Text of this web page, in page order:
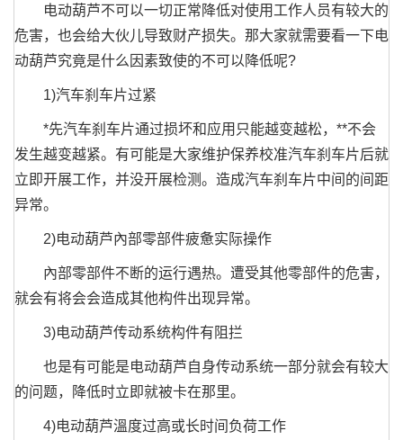
电动葫芦不可以一切正常降低对使用工作人员有较大的
危害，也会给大伙儿导致财产损失。那大家就需要看一下电
动葫芦究竟是什么因素致使的不可以降低呢?
1)汽车刹车片过紧
*先汽车刹车片通过损坏和应用只能越变越松，**不会
发生越变越紧。有可能是大家维护保养校准汽车刹车片后就
立即开展工作，并没开展检测。造成汽车刹车片中间的间距
异常。
2)电动葫芦內部零部件疲惫实际操作
內部零部件不断的运行遇热。遭受其他零部件的危害，
就会有将会会造成其他构件出现异常。
3)电动葫芦传动系统构件有阻拦
也是有可能是电动葫芦自身传动系统一部分就会有较大
的问题，降低时立即就被卡在那里。
4)电动葫芦溫度过高或长时间负荷工作